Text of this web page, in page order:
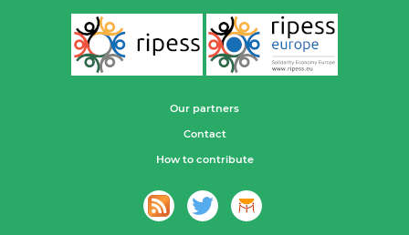
Our partners
Contact
How to contribute